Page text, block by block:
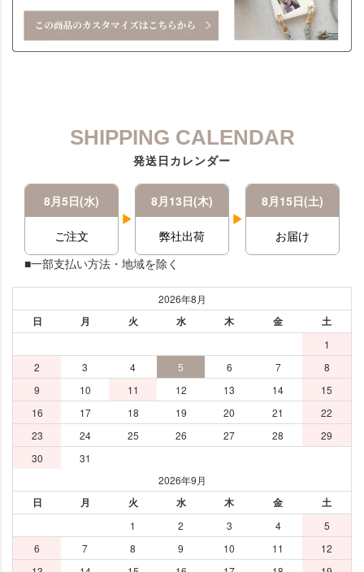
SHIPPING CALENDAR
発送日カレンダー